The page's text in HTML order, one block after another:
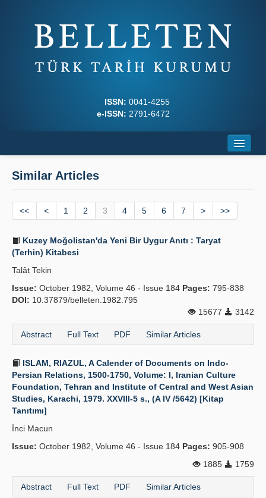
ISSN: 0041-4255
e-ISSN: 2791-6472
Journal Boards
Principles
Guidelines
Contact Us
Similar Articles
<< < 1 2 3 4 5 6 7 > >>
Kuzey Moğolistan'da Yeni Bir Uygur Anıtı : Taryat
(Terhin) Kitabesi
Talât Tekin
Issue: October 1982, Volume 46 - Issue 184 Pages: 795-838
DOI: 10.37879/belleten.1982.795
15677
3142
Abstract Full Text PDF Similar Articles
ISLAM, RIAZUL, A Calender of Documents on Indo-
Persian Relations, 1500-1750, Volume: I, Iranian Culture
Foundation, Tehran and Institute of Central and West Asian
Studies, Karachi, 1979. XXVIII-5 s., (A IV /5642) [Kitap
Tanıtımı]
İnci Macun
Issue: October 1982, Volume 46 - Issue 184 Pages: 905-908
1885
1759
Abstract Full Text PDF Similar Articles